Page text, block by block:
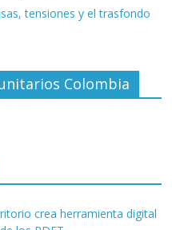
tensiones y el trasfondo
Colombia
crea herramienta digital